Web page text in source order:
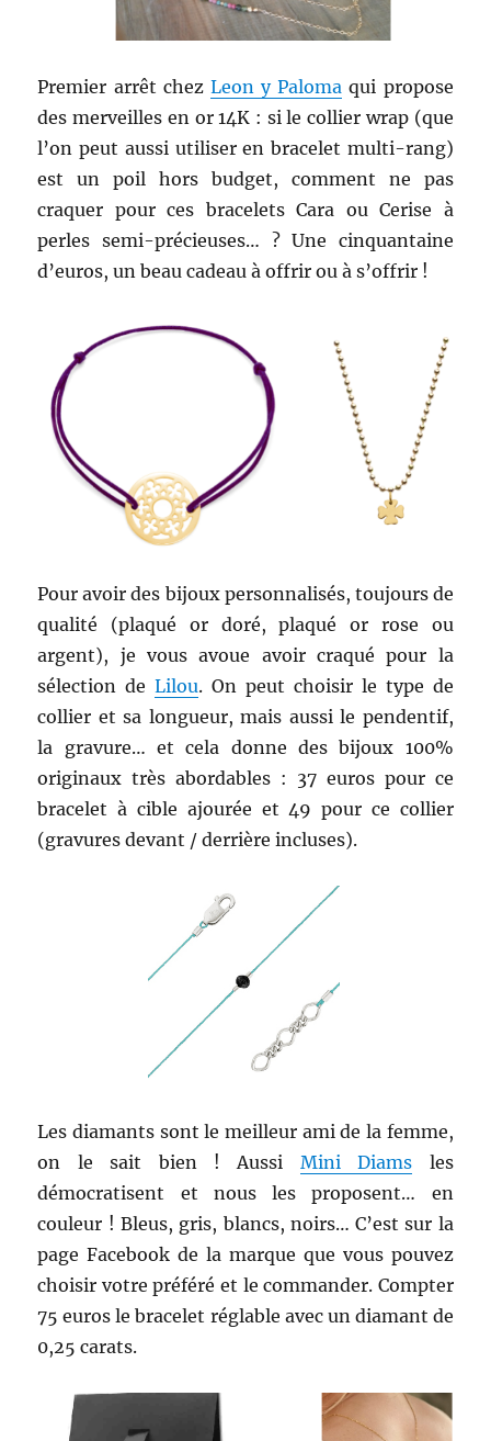
Premier arrêt chez Leon y Paloma qui propose
des merveilles en or 14K : si le collier wrap (que
l’on peut aussi utiliser en bracelet multi-rang)
est un poil hors budget, comment ne pas
craquer pour ces bracelets Cara ou Cerise à
perles semi-précieuses… ? Une cinquantaine
d’euros, un beau cadeau à offrir ou à s’offrir !
Pour avoir des bijoux personnalisés, toujours de
qualité (plaqué or doré, plaqué or rose ou
argent), je vous avoue avoir craqué pour la
sélection deLilou. On peut choisir le type de
collier et sa longueur, mais aussi le pendentif,
la gravure… et cela donne des bijoux 100%
originaux très abordables : 37 euros pour ce
bracelet à cible ajourée et 49 pour ce collier
(gravures devant / derrière incluses).
Les diamants sont le meilleur ami de la femme,
on le sait bien ! Aussi Mini Diams les
démocratisent et nous les proposent… en
couleur ! Bleus, gris, blancs, noirs… C’est sur la
page Facebook de la marque que vous pouvez
choisir votre préféré et le commander. Compter
75 euros le bracelet réglable avec un diamant de
0,25 carats.